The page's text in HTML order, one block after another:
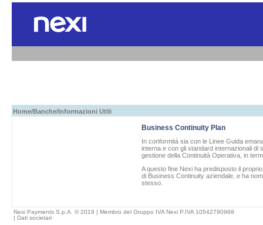
Home/Banche/Informazioni Utili
Business Continuity Plan
In conformità sia con le Linee Guida
interna e con gli standard internazionali di
gestione della Continuità Operativa, in
A questo fine Nexi ha predisposto il
di Business Continuity aziendale, e ha
stesso.
Nexi Payments S.p.A. © 2019 | Membro del Gruppo IVA Nexi P.IVA 10542790968
| Dati societari